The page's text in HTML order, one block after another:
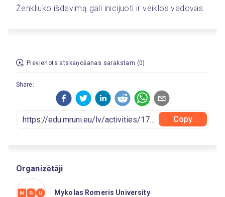
Ženkliuko išdavimą gali inicijuoti ir veiklos vadovas.
Pievienots atskaņošanas sarakstam (0)
Share:
Copy
Organizētāji
Mykolas Romeris University